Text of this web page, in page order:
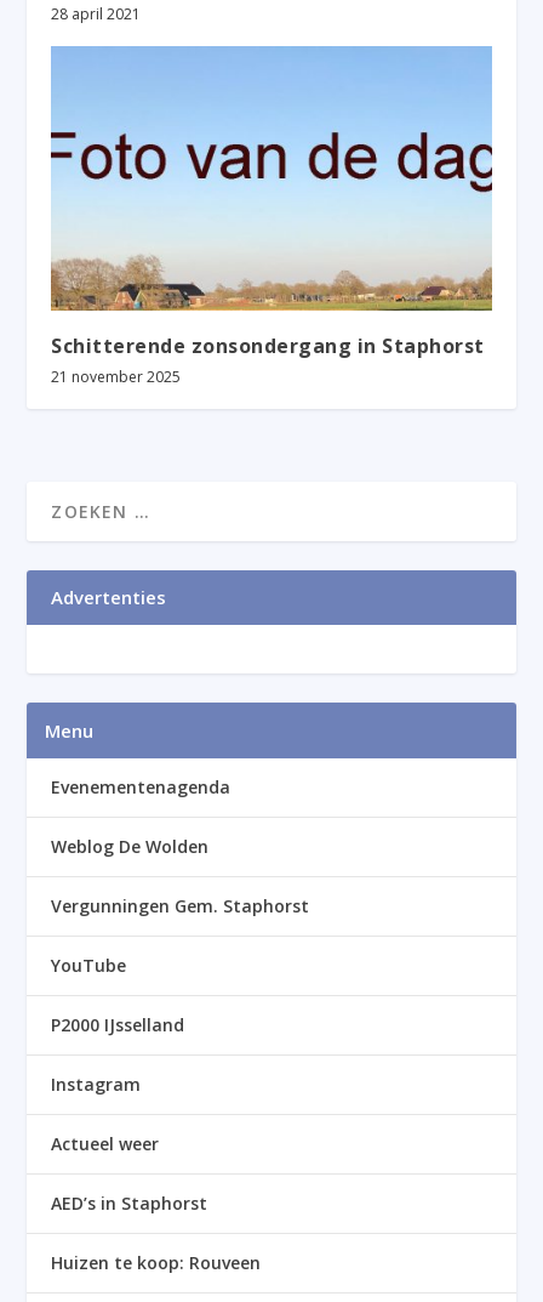
28 april 2021
Schitterende zonsondergang in Staphorst
21 november 2025
Advertenties
Menu
Evenementenagenda
Weblog De Wolden
Vergunningen Gem. Staphorst
YouTube
P2000 IJsselland
Instagram
Actueel weer
AED’s in Staphorst
Huizen te koop: Rouveen